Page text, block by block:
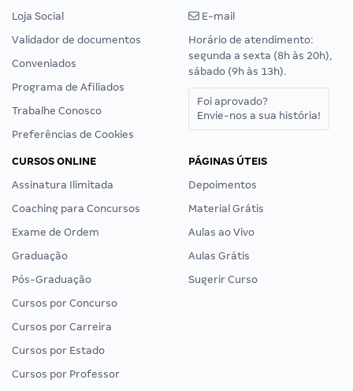
Loja Social
Validador de documentos
Conveniados
Programa de Afiliados
Trabalhe Conosco
Preferências de Cookies
E-mail
Horário de atendimento:
segunda a sexta (8h às 20h),
sábado (9h às 13h).
Foi aprovado?
Envie-nos a sua história!
CURSOS ONLINE
Assinatura Ilimitada
Coaching para Concursos
Exame de Ordem
Graduação
Pós-Graduação
Cursos por Concurso
Cursos por Carreira
Cursos por Estado
Cursos por Professor
PÁGINAS ÚTEIS
Depoimentos
Material Grátis
Aulas ao Vivo
Aulas Grátis
Sugerir Curso